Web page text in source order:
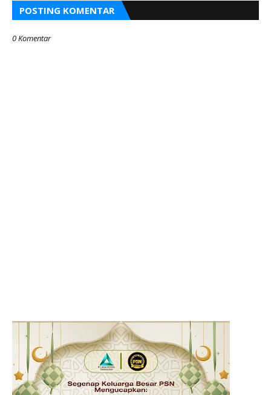
POSTING KOMENTAR
0 Komentar